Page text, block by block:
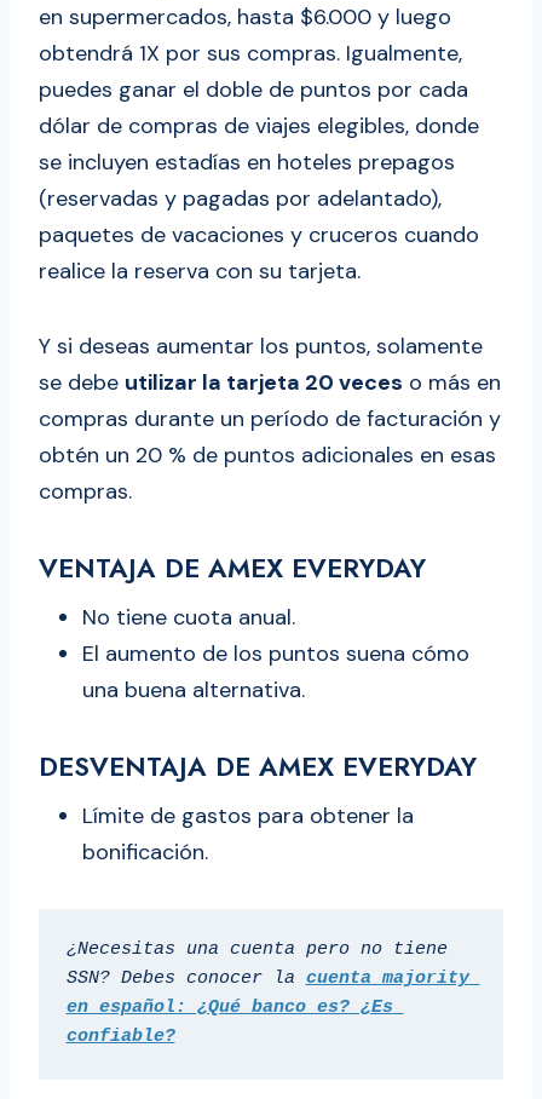
en supermercados, hasta $6.000 y luego
obtendrá 1X por sus compras. Igualmente,
puedes ganar el doble de puntos por cada
dólar de compras de viajes elegibles, donde
se incluyen estadías en hoteles prepagos
(reservadas y pagadas por adelantado),
paquetes de vacaciones y cruceros cuando
realice la reserva con su tarjeta.
Y si deseas aumentar los puntos, solamente
se debe utilizar la tarjeta 20 veces o más en
compras durante un período de facturación y
obtén un 20 % de puntos adicionales en esas
compras.
VENTAJA DE AMEX EVERYDAY
No tiene cuota anual.
El aumento de los puntos suena cómo
una buena alternativa.
DESVENTAJA DE AMEX EVERYDAY
Límite de gastos para obtener la
bonificación.
¿Necesitas una cuenta pero no tiene
SSN? Debes conocer la cuenta majority
en español: ¿Qué banco es? ¿Es
confiable?